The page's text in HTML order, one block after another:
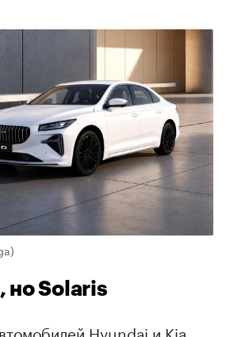
но Solaris
Hyundai и Kia